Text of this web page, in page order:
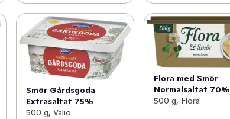
Smör Gårdsgoda
Extrasaltat 75%
500 g, Valio
Flora med Smör
Normalsaltat 70%
500 g, Flora